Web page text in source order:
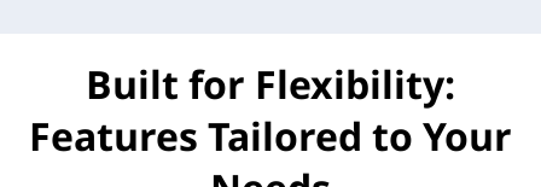
Built for Flexibility:
Features Tailored to Your